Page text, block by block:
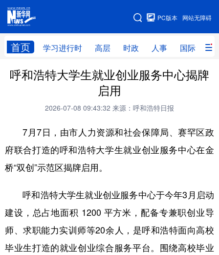
网站无障碍
PC版本
首页 学习进行时 高层 时政 人事 国际 财
网站地图
学习进行时 高层 时政 人事
全球连线
科技 科创 量子 体育
文化 书画 健康 军事
法律 中央文件 金融 汽车
食品 人居 信息化 数字经济
学术中国 乡村振兴 银龄 溯源中国
呼和浩特大学生就业创业服务中心揭牌
启用
2026-07-08 09:43:32 来源：呼和浩特日报
7月7日，由市人力资源和社会保障局、赛罕区政
府联合打造的呼和浩特大学生就业创业服务中心在金
桥“双创”示范区揭牌启用。
呼和浩特大学生就业创业服务中心于今年3月启动
建设，总占地面积 1200 平方米，配备专兼职创业导
师、求职能力实训师等20余人，是呼和浩特面向高校
毕业生打造的就业创业综合服务平台。围绕高校毕业